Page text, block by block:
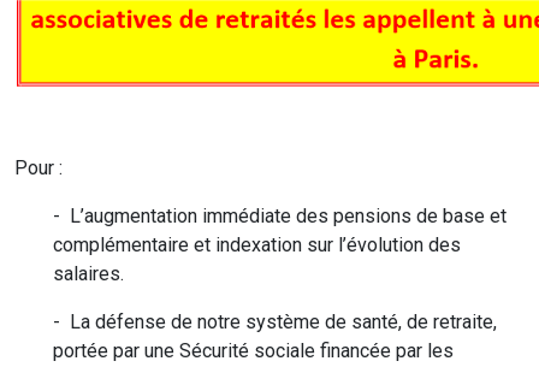
Pour :
- L’augmentation immédiate des pensions de base et
complémentaire et indexation sur l’évolution des
salaires.
- La défense de notre système de santé, de retraite,
portée par une Sécurité sociale financée par les